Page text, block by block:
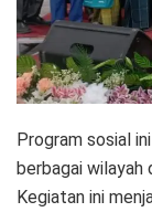
Program sosial
berbagai wilayah
Kegiatan ini